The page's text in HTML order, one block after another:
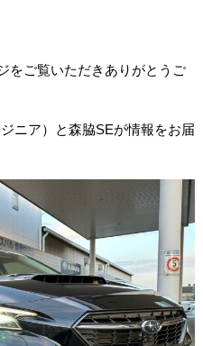
をご覧いただきありがとうご
ニア）と森脇SEが情報をお届